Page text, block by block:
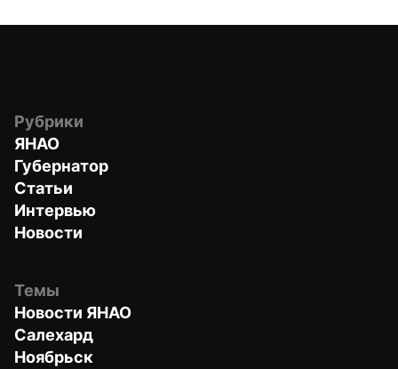
Рубрики
ЯНАО
Губернатор
Статьи
Интервью
Новости
Темы
Новости ЯНАО
Салехард
Ноябрьск